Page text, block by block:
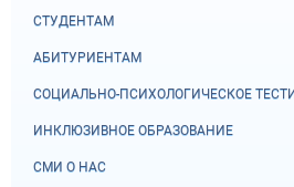
СТУДЕНТАМ
АБИТУРИЕНТАМ
СОЦИАЛЬНО-ПСИХОЛОГИЧЕСКОЕ
ИНКЛЮЗИВНОЕ ОБРАЗОВАНИЕ
СМИ О НАС